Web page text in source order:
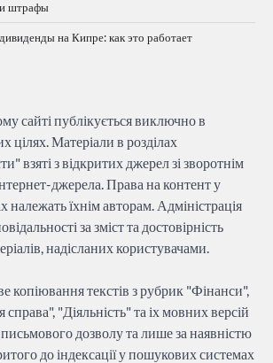
штрафы
на Кипре: как это работает
сайті публікується виключно в
цілях. Матеріали в розділах
взяті з відкритих джерел зі зворотнім
джерела. Права на контент у
належать їхнім авторам. Адміністрація
за зміст та достовірність
надісланих користувачами.
копіювання текстів з рубрик "Фінанси",
"Діяльність" та іх мовних версій
дозволу та лише за наявністю
до індексації у пошукових системах